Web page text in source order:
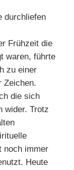
durchliefen
Frühzeit die
waren, führte
zu einer
Zeichen.
die sich
wider. Trotz
noch immer
Heute